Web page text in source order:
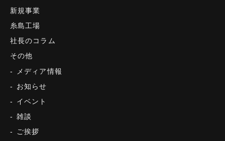
新規事業
糸島工場
社長のコラム
その他
メディア情報
お知らせ
イベント
雑談
ご挨拶